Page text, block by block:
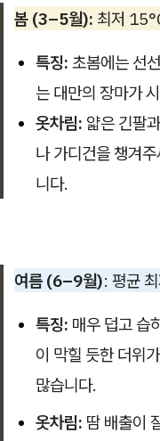
봄 (3–5월): 최저
특징: 초봄에는 선
는 대만의 장마가
옷차림: 얇은 긴팔
나 가디건을 챙겨
니다.
여름 (6–9월): 평균
특징: 매우 덥고 습
이 막힐 듯한 더위
많습니다.
옷차림: 땀 배출이